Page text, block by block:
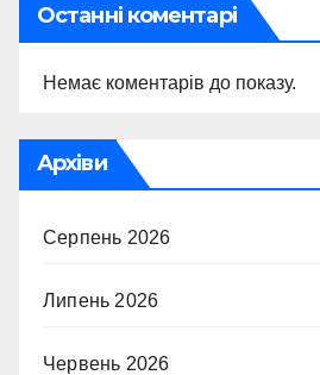
Останні коментарі
Немає коментарів до показу.
Архіви
Серпень 2026
Липень 2026
Червень 2026